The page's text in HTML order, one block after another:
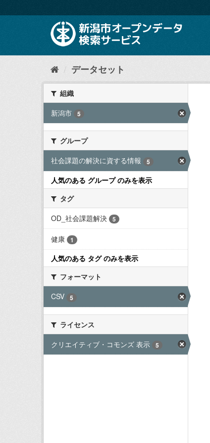
キ
て
データセット
組織
新潟市
5
グループ
社会課題の解決に資する情報
5
人気のある グループ のみを表示
タグ
OD_社会課題解決
5
健康 1
人気のある タグ のみを表示
フォーマット
CSV
5
ライセンス
クリエイティブ・コモンズ 表示
5